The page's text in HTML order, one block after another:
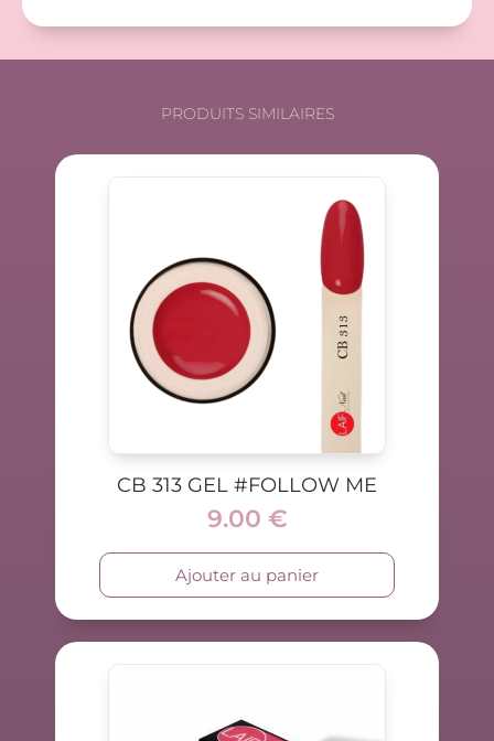
PRODUITS SIMILAIRES
CB 313 GEL #FOLLOW ME
9.00 €
Ajouter au panier